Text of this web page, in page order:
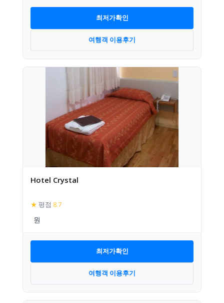
최저가확인
여행객 이용후기
Hotel Crystal
★ 평점 8.7
최저가확인
여행객 이용후기